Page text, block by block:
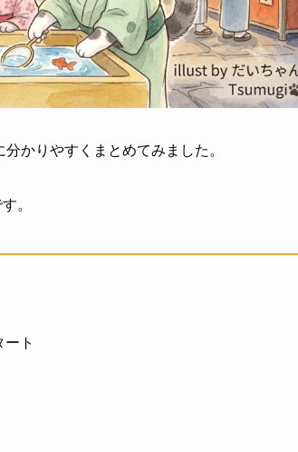
かりやすくまとめてみました。
。
ト